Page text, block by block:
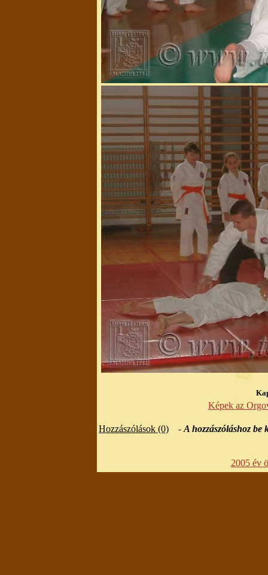
Képek az
Hozzászólások (0) - A hozzászóláshoz be
2005 év